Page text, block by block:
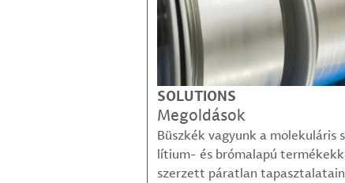
SOLUTIONS
Megoldások
Büszkék vagyunk a molekuláris
lítium- és brómalapú
szerzett páratlan